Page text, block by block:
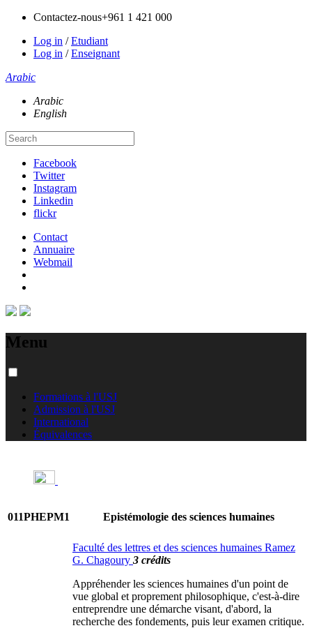
Contactez-nous+961 1 421 000
Log in /Etudiant
Log in /Enseignant
Arabic
Arabic
English
Facebook
Twitter
Instagram
Linkedin
flickr
Contact
Annuaire
Webmail
Menu
Formations à l'USJ
Admission à l'USJ
International
Équivalences
011PHEPM1 Epistémologie des sciences humaines
Faculté des lettres et des sciences humaines Ramez
G. Chagoury 3 crédits
Appréhender les sciences humaines d'un point de
vue global et proprement philosophique, c'est-à-dire
entreprendre une démarche visant, d'abord, la
recherche des fondements, puis leur examen critique.